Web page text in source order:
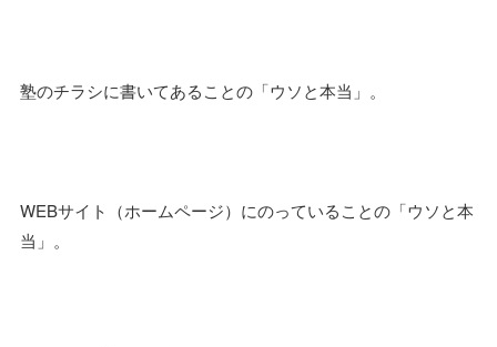
塾のチラシに書いてあることの「ウソと本当」。
WEBサイト（ホームページ）にのっていることの「ウソと本
当」。